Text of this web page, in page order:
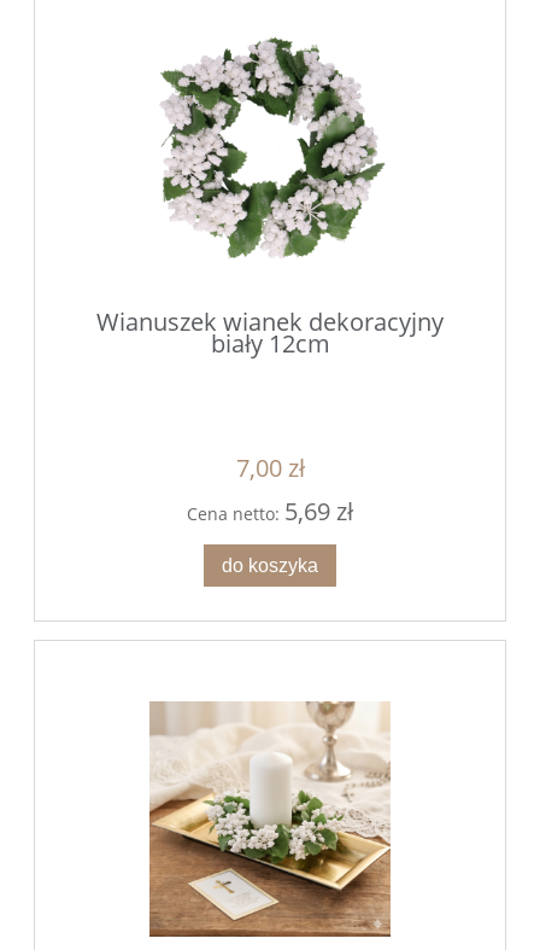
Wianuszek wianek dekoracyjny
biały 12cm
7,00 zł
Cena netto: 5,69 zł
do koszyka